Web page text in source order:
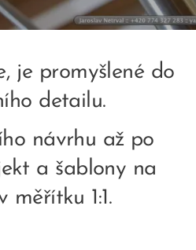
je promyšlené do
detailu.
návrhu až po
a šablony na
měřítku 1:1.